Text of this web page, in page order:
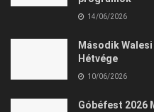
14/06/2026
Második
Hétvége
10/06/2026
Góbéfest 2026